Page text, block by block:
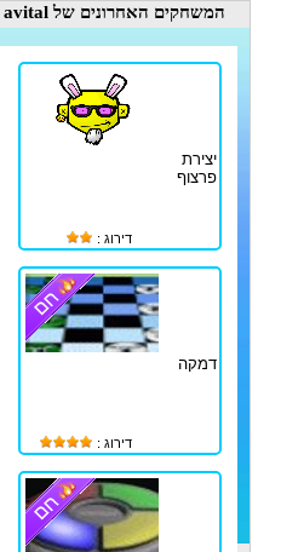
המשחקים האחרונים של avital
יצירת
פרצוף
דירוג :
דמקה
דירוג :